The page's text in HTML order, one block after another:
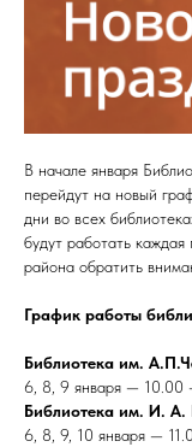
В начале января
перейдут на новый
дни во всех
будут работать
района обратить
График работы
Библиотека им.
6, 8, 9 января — 10.00
Библиотека им. И. А.
6, 8, 9, 10 января —